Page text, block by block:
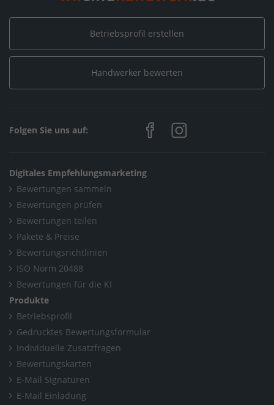
Betriebsprofil erstellen
Handwerker bewerten
Folgen Sie uns auf:
Digitales Empfehlungsmarketing
Bewertungen sammeln
Bewertungen prüfen
Bewertungen teilen
Pakete & Preise
Bewertungsrichtlinien
ISO Norm 20488
Bewertungen für die KI
Produkte
Betriebsprofil
Gedrucktes Bewertungsformular
Individuelle Zusatzfragen
Bewertungskarten
E-Mail Signaturen
E-Mail Einladung